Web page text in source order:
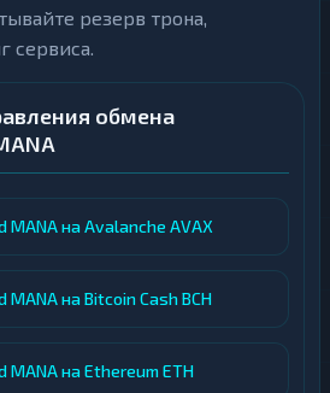
резерв трона,
сервиса.
обмена
на Avalanche AVAX
на Bitcoin Cash BCH
на Ethereum ETH